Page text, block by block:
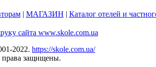
| МАГАЗИН | Каталог отелей и
сайта www.skole.com.ua
2022. https://skole.com.ua/
права защищены.